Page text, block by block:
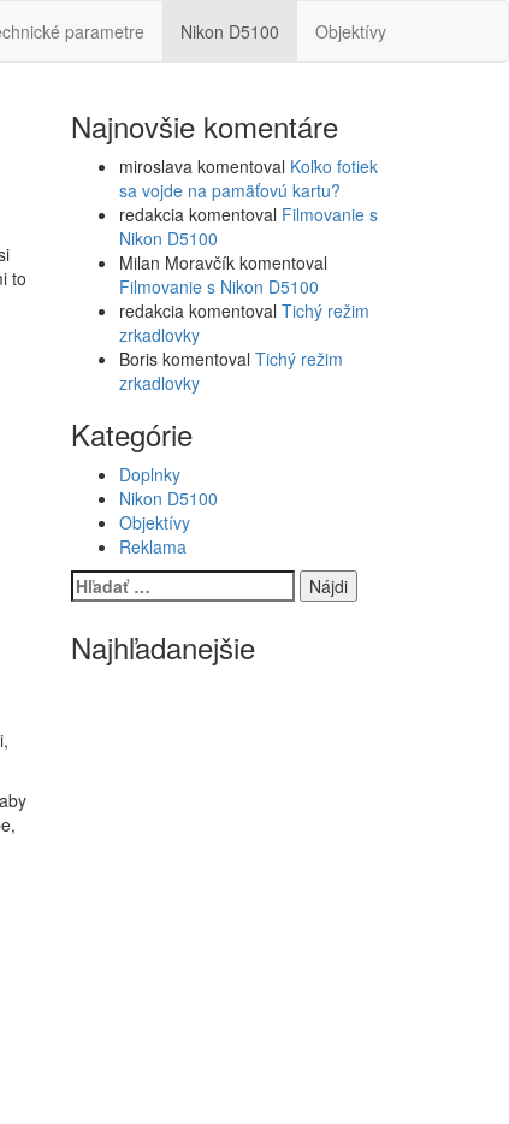
parametre Nikon D5100 Objektívy
to
Najnovšie komentáre
miroslavakomentoval Koľko fotiek
sa vojde na pamäťovú kartu?
redakciakomentoval Filmovanie s
Nikon D5100
Milan Moravčíkkomentoval
Filmovanie s Nikon D5100
redakciakomentoval Tichý režim
zrkadlovky
Boriskomentoval Tichý režim
zrkadlovky
Kategórie
Doplnky
Nikon D5100
Objektívy
Reklama
Hľadať:
Najhľadanejšie